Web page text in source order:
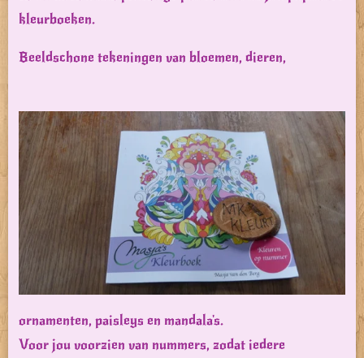
kleurboeken.
Beeldschone tekeningen van bloemen, dieren,
ornamenten, paisleys en mandala's.
Voor jou voorzien van nummers, zodat iedere